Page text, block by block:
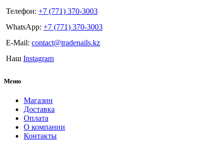
Телефон: +7 (771) 370-3003
WhatsApp: +7 (771) 370-3003
E-Mail: contact@tradenails.kz
Наш Instagram
Меню
Магазин
Доставка
Оплата
О компании
Контакты